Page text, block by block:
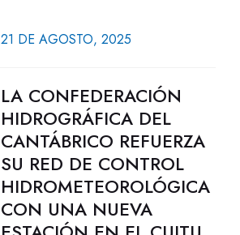
21 DE AGOSTO, 2025
LA CONFEDERACIÓN
HIDROGRÁFICA DEL
CANTÁBRICO REFUERZA
SU RED DE CONTROL
HIDROMETEOROLÓGICA
CON UNA NUEVA